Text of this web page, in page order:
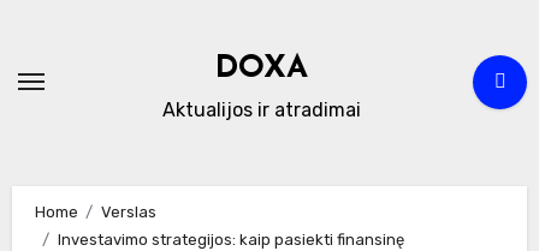
content
DOXA
Aktualijos ir atradimai
Home
Verslas
Investavimo strategijos: kaip pasiekti finansinę